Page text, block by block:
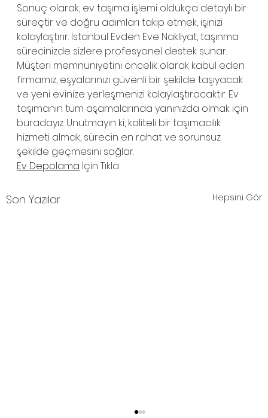
Sonuç olarak, ev taşıma işlemi oldukça detaylı bir
süreçtir ve doğru adımları takip etmek, işinizi
kolaylaştırır. İstanbul Evden Eve Nakliyat, taşınma
sürecinizde sizlere profesyonel destek sunar.
Müşteri memnuniyetini öncelik olarak kabul eden
firmamız, eşyalarınızı güvenli bir şekilde taşıyacak
ve yeni evinize yerleşmenizi kolaylaştıracaktır. Ev
taşımanın tüm aşamalarında yanınızda olmak için
buradayız. Unutmayın ki, kaliteli bir taşımacılık
hizmeti almak, sürecin en rahat ve sorunsuz
şekilde geçmesini sağlar.
Ev Depolama İçin Tıkla
Son Yazılar Hepsini Gör